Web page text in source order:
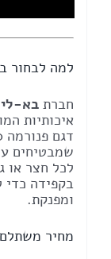
למה לבחור
חברת בא-
איכותיות
שמבטיחים
לכל חצר או
בקפידה כדי
ומפנקת.
מחיר